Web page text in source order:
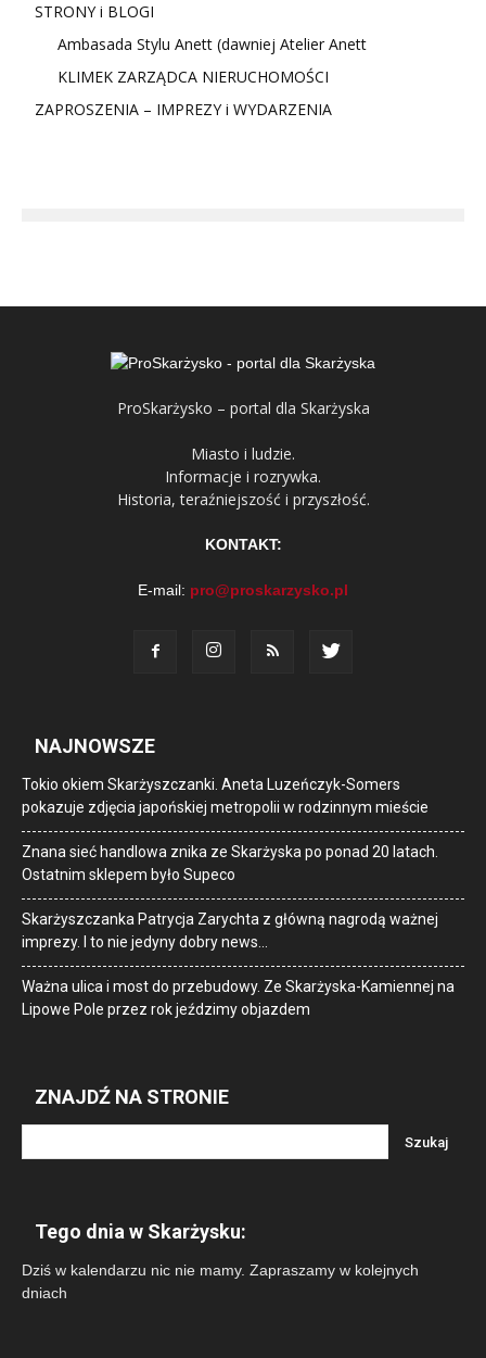
STRONY i BLOGI
Ambasada Stylu Anett (dawniej Atelier Anett
KLIMEK ZARZĄDCA NIERUCHOMOŚCI
ZAPROSZENIA – IMPREZY i WYDARZENIA
ProSkarżysko – portal dla Skarżyska
Miasto i ludzie.
Informacje i rozrywka.
Historia, teraźniejszość i przyszłość.
KONTAKT:
E-mail: pro@proskarzysko.pl
NAJNOWSZE
Tokio okiem Skarżyszczanki. Aneta Luzeńczyk-Somers
pokazuje zdjęcia japońskiej metropolii w rodzinnym mieście
Znana sieć handlowa znika ze Skarżyska po ponad 20 latach.
Ostatnim sklepem było Supeco
Skarżyszczanka Patrycja Zarychta z główną nagrodą ważnej
imprezy. I to nie jedyny dobry news…
Ważna ulica i most do przebudowy. Ze Skarżyska-Kamiennej na
Lipowe Pole przez rok jeździmy objazdem
ZNAJDŹ NA STRONIE
Tego dnia w Skarżysku:
Dziś w kalendarzu nic nie mamy. Zapraszamy w kolejnych
dniach